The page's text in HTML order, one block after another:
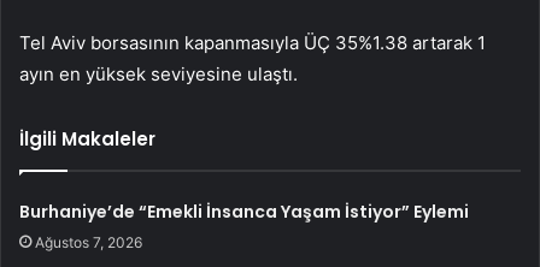
Tel Aviv borsasının kapanmasıyla ÜÇ 35%1.38 artarak 1
ayın en yüksek seviyesine ulaştı.
İlgili Makaleler
Burhaniye’de “Emekli İnsanca Yaşam İstiyor” Eylemi
Ağustos 7, 2026